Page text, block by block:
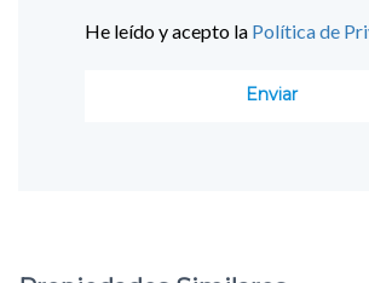
He leído y acepto la Política de